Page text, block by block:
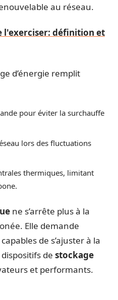
au réseau.
l'exerciser: définition et
d’énergie remplit
pour éviter la surchauffe
lors des fluctuations
thermiques, limitant
ne s’arrête plus à la
Elle demande
de s’ajuster à la
de stockage
et performants.